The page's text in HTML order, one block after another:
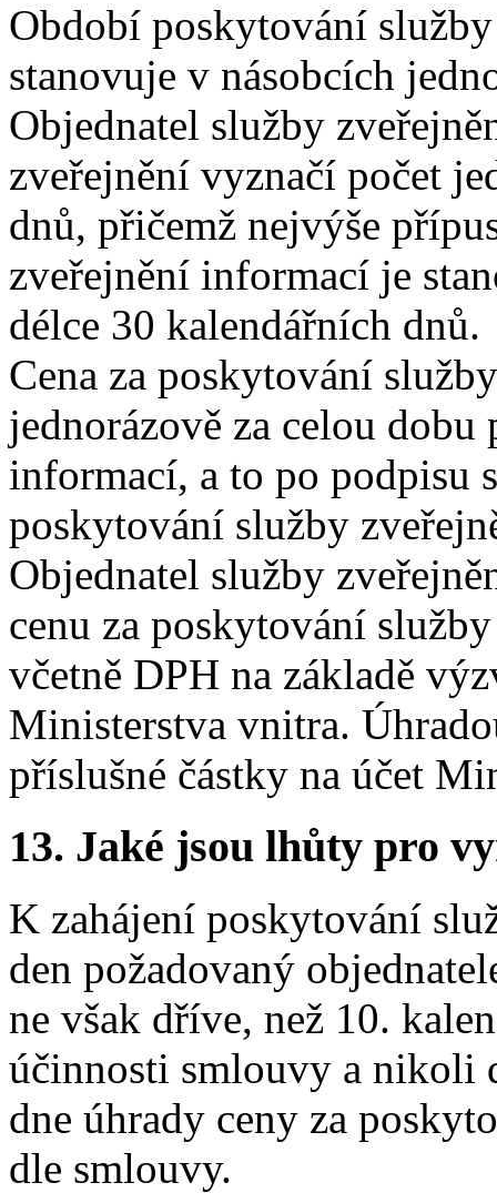
Období poskytování
stanovuje v násobcích
Objednatel služby
zveřejnění vyznačí počet
dnů, přičemž nejvýše
zveřejnění informací je
délce 30 kalendářních dnů.
Cena za poskytování
jednorázově za celou
informací, a to po podpisu
poskytování služby
Objednatel služby
cenu za poskytování
včetně DPH na základě
Ministerstva vnitra.
příslušné částky na účet
13. Jaké jsou lhůty pro
K zahájení poskytování
den požadovaný
ne však dříve, než 10.
účinnosti smlouvy a nikoli
dne úhrady ceny za
dle smlouvy.